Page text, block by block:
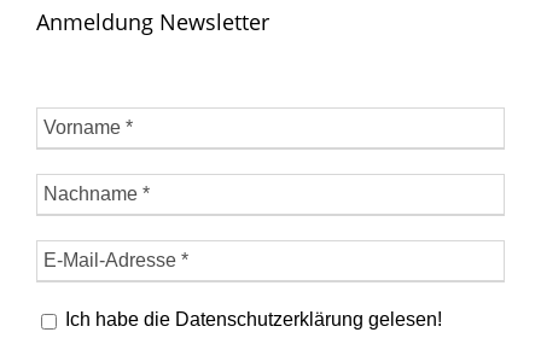
Anmeldung Newsletter
Ich habe die Datenschutzerklärung gelesen!